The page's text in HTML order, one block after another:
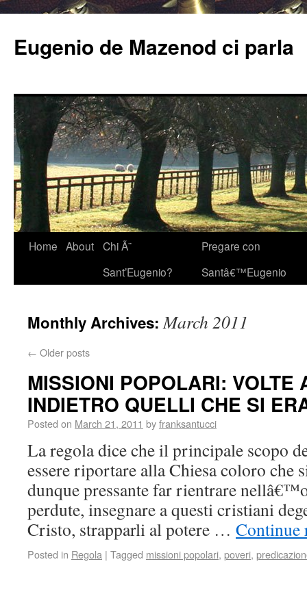
Eugenio de Mazenod ci parla
Home About Chi Ã¨
Sant’Eugenio?
Pregare con
Santâ€™Eugenio
Monthly Archives:March 2011
← Older posts
MISSIONI POPOLARI: VOLTE
INDIETRO QUELLI CHE SI
Posted on March 21, 2011 byfranksantucci
La regola dice che il principale scopo
essere riportare alla Chiesa coloro
dunque pressante far rientrare
perdute, insegnare a questi cristiani
Cristo, strapparli al potere …
Posted in Regola | Tagged missioni popolari, poveri,